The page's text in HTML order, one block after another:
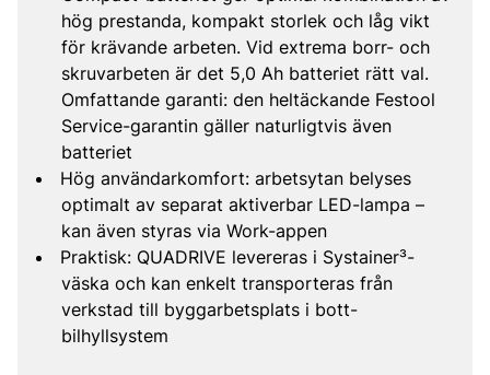
hög prestanda, kompakt storlek och låg vikt
för krävande arbeten. Vid extrema borr- och
skruvarbeten är det 5,0 Ah batteriet rätt val.
Omfattande garanti: den heltäckande Festool
Service-garantin gäller naturligtvis även
batteriet
Hög användarkomfort: arbetsytan belyses
optimalt av separat aktiverbar LED-lampa –
kan även styras via Work-appen
Praktisk: QUADRIVE levereras i Systainer³-
väska och kan enkelt transporteras från
verkstad till byggarbetsplats i bott-
bilhyllsystem